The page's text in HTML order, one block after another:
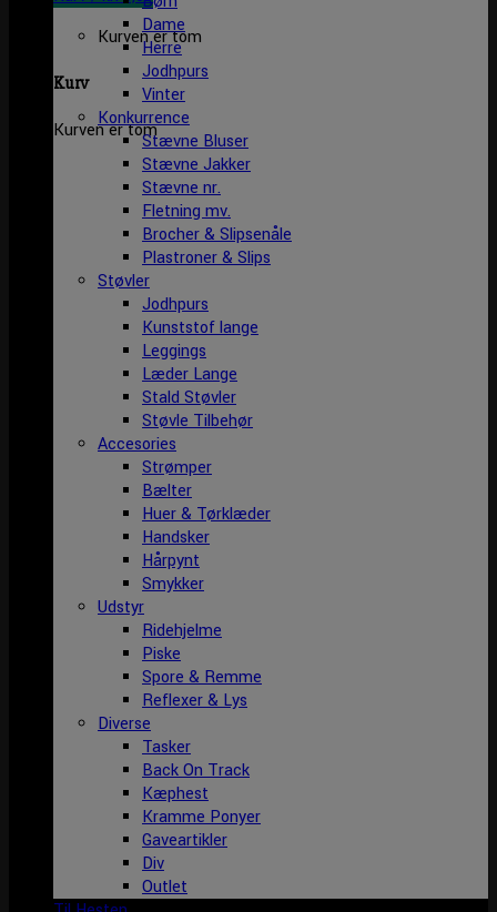
Kurven er tom
Kurv
Kurven er tom
Dame
Herre
Jodhpurs
Vinter
Konkurrence
Stævne Bluser
Stævne Jakker
Stævne nr.
Fletning mv.
Brocher & Slipsenåle
Plastroner & Slips
Støvler
Jodhpurs
Kunststof lange
Leggings
Læder Lange
Stald Støvler
Støvle Tilbehør
Accesories
Strømper
Bælter
Huer & Tørklæder
Handsker
Hårpynt
Smykker
Udstyr
Ridehjelme
Piske
Spore & Remme
Reflexer & Lys
Diverse
Tasker
Back On Track
Kæphest
Kramme Ponyer
Gaveartikler
Div
Outlet